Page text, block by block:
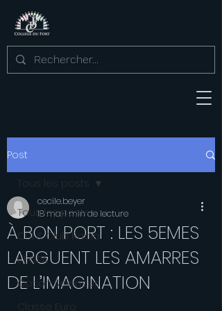
Post
Tous les posts
CDI & Club Radio
L'EGPA
Option Sciences
Classe Euro
Tous les posts
À BON PORT : LES 5EMES
LARGUENT LES AMARRES
DE L’IMAGINATION
cecile.beyer
18 mai1 min de lecture